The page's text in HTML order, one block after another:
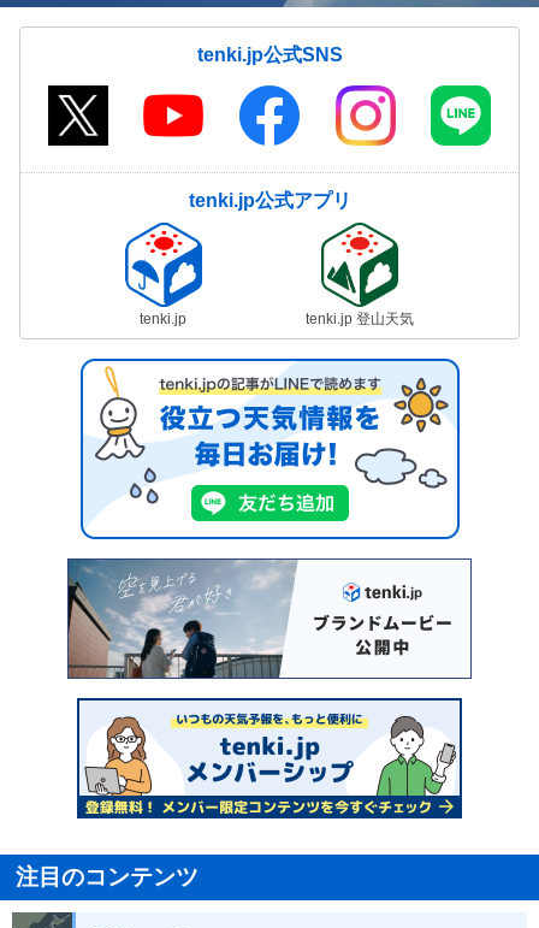
tenki.jp公式SNS
tenki.jp公式アプリ
tenki.jp tenki.jp 登山天気
注目のコンテンツ